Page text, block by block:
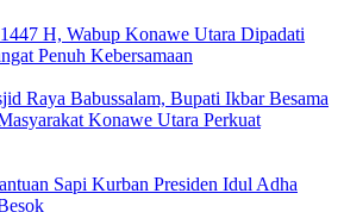
H, Wabup Konawe Utara Dipadati
Penuh Kebersamaan
Raya Babussalam, Bupati Ikbar Besama
Konawe Utara Perkuat
Sapi Kurban Presiden Idul Adha